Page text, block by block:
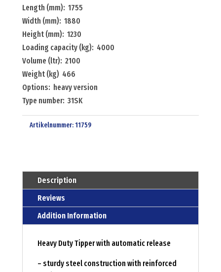
Length (mm): 1755
Width (mm): 1880
Height (mm): 1230
Loading capacity (kg): 4000
Volume (ltr): 2100
Weight (kg) 466
Options: heavy version
Type number: 31SK
Artikelnummer:11759
Description
Reviews
Addition Information
Heavy Duty Tipper with automatic release
– sturdy steel construction with reinforced